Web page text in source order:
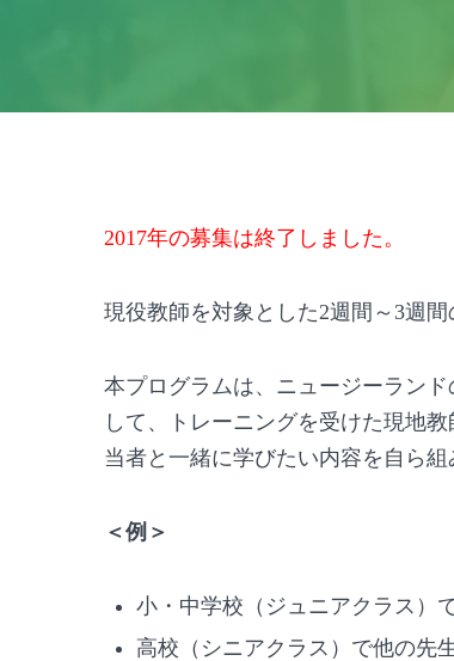
2017年の募集は終了しました。
現役教師を対象とした2週間～3週間
本プログラムは、ニュージーラン
して、トレーニングを受けた現地
当者と一緒に学びたい内容を自ら組
＜例＞
小・中学校（ジュニアクラス）
高校（シニアクラス）で他の先